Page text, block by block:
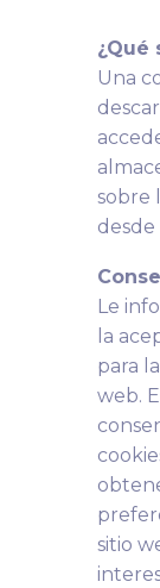
¿Qué
Una
sobre
Le
la
para
web.
sitio